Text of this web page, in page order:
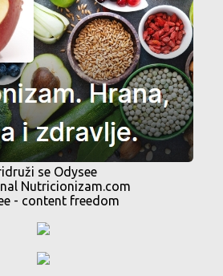
se Odysee
Nutricionizam.com
- content freedom